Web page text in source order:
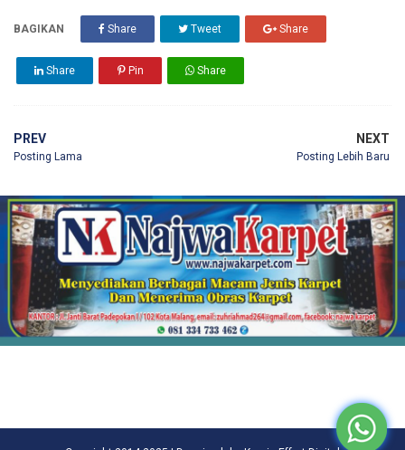
BAGIKAN Share Tweet Share
Share Pin Share
PREV
Posting Lama
NEXT
Posting Lebih Baru